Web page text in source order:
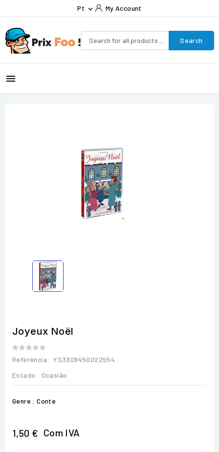
Pt  My Account
Search

Joyeux Noël
Referência : YS3309450022554
Estado : Ocasião
Genre : Conte
1,50 € Com IVA